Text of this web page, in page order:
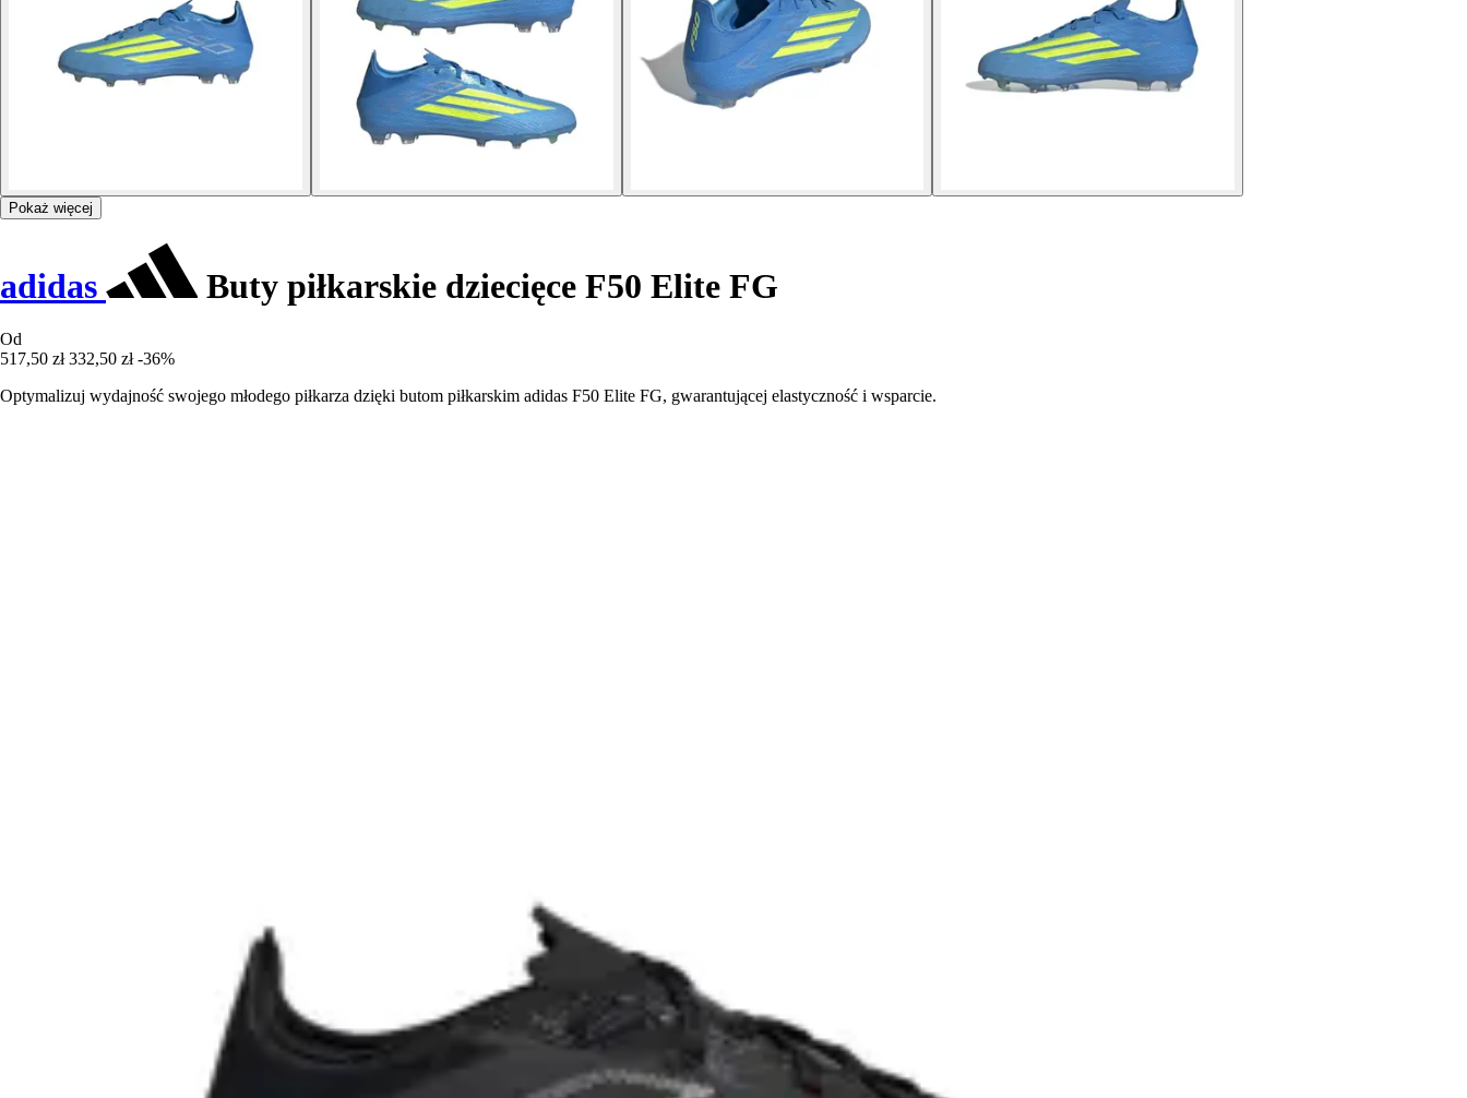
Pokaż więcej
adidas Buty piłkarskie dziecięce F50 Elite FG
Od
517,50 zł 332,50 zł -36%
Optymalizuj wydajność swojego młodego piłkarza dzięki butom piłkarskim adidas F50 Elite FG, gwarantującej elastyczność i wsparcie.